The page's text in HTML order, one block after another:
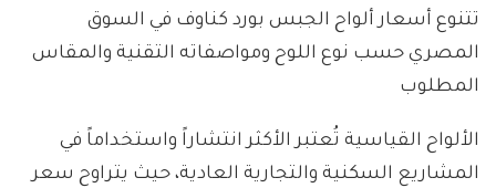
تتنوع أسعار ألواح الجبس بورد كناوف في السوق
المصري حسب نوع اللوح ومواصفاته التقنية والمقاس
المطلوب
الألواح القياسية تُعتبر الأكثر انتشاراً واستخداماً في
المشاريع السكنية والتجارية العادية، حيث يتراوح سعر